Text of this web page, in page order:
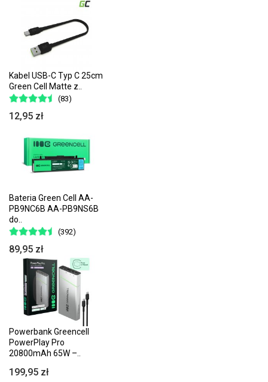
Kabel USB-C Typ C 25cm
Green Cell Matte z..
(83)
12,95 zł
Bateria Green Cell AA-
PB9NC6B AA-PB9NS6B
do..
(392)
89,95 zł
Powerbank Greencell
PowerPlay Pro
20800mAh 65W –..
199,95 zł